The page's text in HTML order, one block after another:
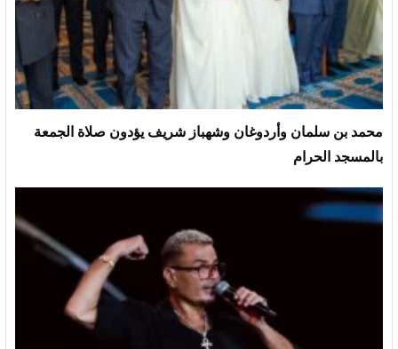
محمد بن سلمان وأردوغان وشهباز شريف يؤدون صلاة الجمعة
بالمسجد الحرام